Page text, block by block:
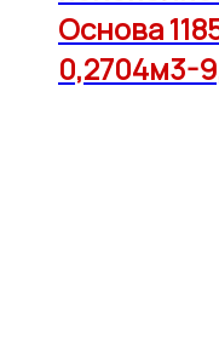
Основа
0,2704м3-